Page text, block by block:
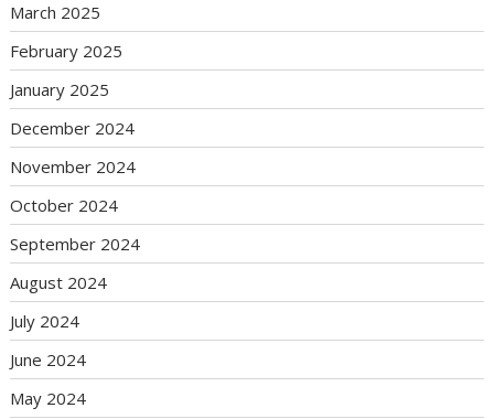
March 2025
February 2025
January 2025
December 2024
November 2024
October 2024
September 2024
August 2024
July 2024
June 2024
May 2024